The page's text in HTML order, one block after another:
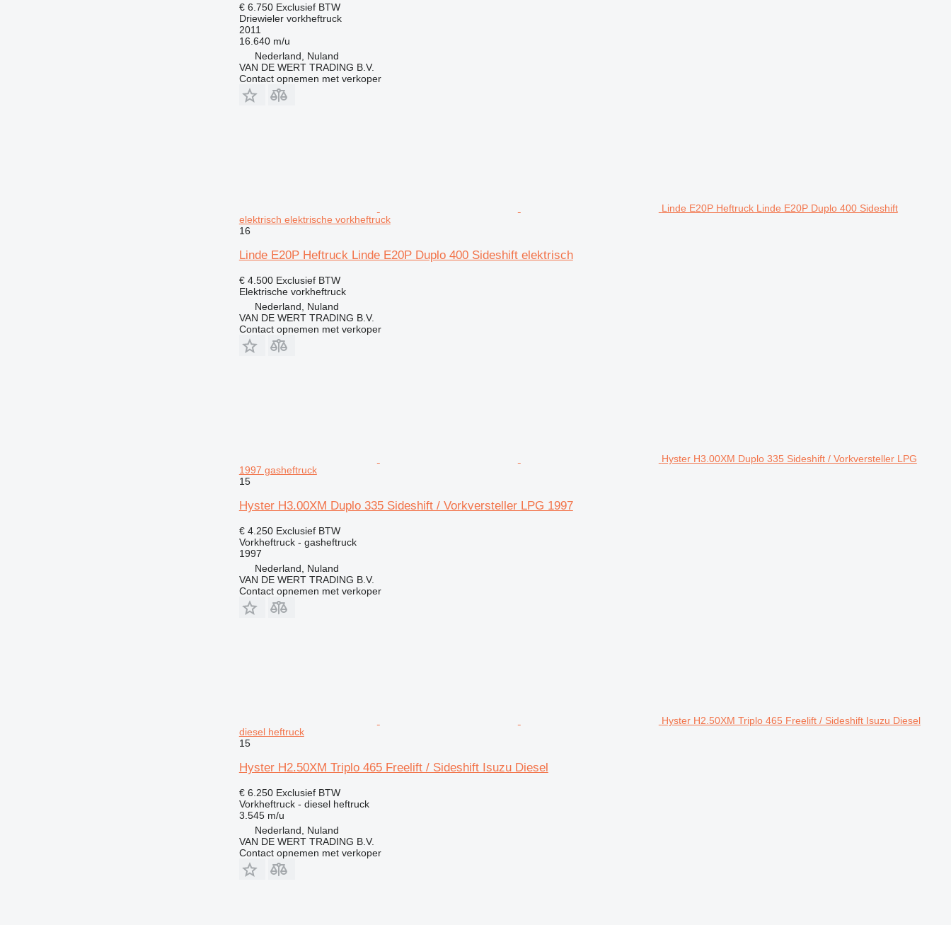
€ 6.750 Exclusief BTW
Driewieler vorkheftruck
2011
16.640 m/u
Nederland, Nuland
VAN DE WERT TRADING B.V.
Contact opnemen met verkoper
Linde E20P Heftruck Linde E20P Duplo 400 Sideshift
elektrisch elektrische vorkheftruck
16
Linde E20P Heftruck Linde E20P Duplo 400 Sideshift elektrisch
€ 4.500 Exclusief BTW
Elektrische vorkheftruck
Nederland, Nuland
VAN DE WERT TRADING B.V.
Contact opnemen met verkoper
Hyster H3.00XM Duplo 335 Sideshift / Vorkversteller LPG
1997 gasheftruck
15
Hyster H3.00XM Duplo 335 Sideshift / Vorkversteller LPG 1997
€ 4.250 Exclusief BTW
Vorkheftruck - gasheftruck
1997
Nederland, Nuland
VAN DE WERT TRADING B.V.
Contact opnemen met verkoper
Hyster H2.50XM Triplo 465 Freelift / Sideshift Isuzu Diesel
diesel heftruck
15
Hyster H2.50XM Triplo 465 Freelift / Sideshift Isuzu Diesel
€ 6.250 Exclusief BTW
Vorkheftruck - diesel heftruck
3.545 m/u
Nederland, Nuland
VAN DE WERT TRADING B.V.
Contact opnemen met verkoper